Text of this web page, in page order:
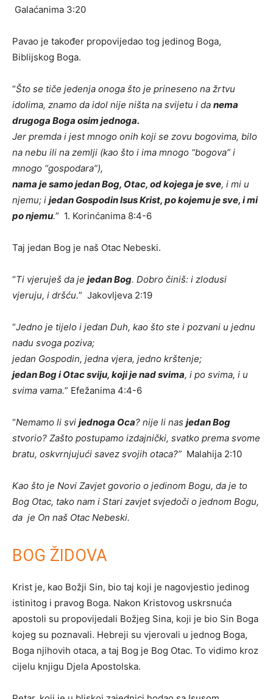
Galaćanima 3:20
Pavao je također propovijedao tog jedinog Boga,
Biblijskog Boga.
“Što se tiče jedenja onoga što je prineseno na žrtvu
idolima, znamo da idol nije ništa na svijetu i da nema
drugoga Boga osim jednoga.
Jer premda i jest mnogo onih koji se zovu bogovima, bilo
na nebu ili na zemlji (kao što i ima mnogo “bogova” i
mnogo “gospodara”),
nama je samo jedan Bog, Otac, od kojega je sve, i mi u
njemu; i jedan Gospodin Isus Krist, po kojemu je sve, i mi
po njemu.” 1. Korinćanima 8:4-6
Taj jedan Bog je naš Otac Nebeski.
“Ti vjeruješ da je jedan Bog. Dobro činiš: i zlodusi
vjeruju, i dršću.” Jakovljeva 2:19
“Jedno je tijelo i jedan Duh, kao što ste i pozvani u jednu
nadu svoga poziva;
jedan Gospodin, jedna vjera, jedno krštenje;
jedan Bog i Otac sviju, koji je nad svima, i po svima, i u
svima vama.” Efežanima 4:4-6
“Nemamo li svi jednoga Oca? nije li nas jedan Bog
stvorio? Zašto postupamo izdajnički, svatko prema svome
bratu, oskvrnjujući savez svojih otaca?” Malahija 2:10
Kao što je Novi Zavjet govorio o jedinom Bogu, da je to
Bog Otac, tako nam i Stari zavjet svjedoči o jednom Bogu,
da je On naš Otac Nebeski.
BOG ŽIDOVA
Krist je, kao Božji Sin, bio taj koji je nagovjestio jedinog
istinitog i pravog Boga. Nakon Kristovog uskrsnuća
apostoli su propovijedali Božjeg Sina, koji je bio Sin Boga
kojeg su poznavali. Hebreji su vjerovali u jednog Boga,
Boga njihovih otaca, a taj Bog je Bog Otac. To vidimo kroz
cijelu knjigu Djela Apostolska.